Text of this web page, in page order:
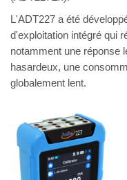
L'ADT227 a été
d'exploitation intégré qui
notamment une réponse
hasardeux, une
globalement lent.